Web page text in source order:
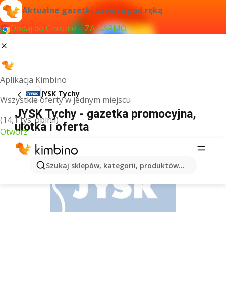
Aktualne gazetki zawsze pod ręką
Dodaj do Chrome – ZA DARMO
Aplikacja Kimbino
Wszystkie oferty w jednym miejscu
(14,1 tys. opinii)
Otwórz
Szukaj sklepów, kategorii, produktów...
JYSK Tychy
JYSK Tychy - gazetka promocyjna,
ulotka i oferta